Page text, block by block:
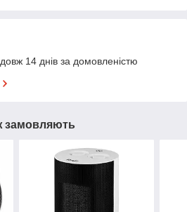
14 днів за домовленістю
замовляють